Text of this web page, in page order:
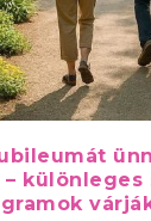
különleges